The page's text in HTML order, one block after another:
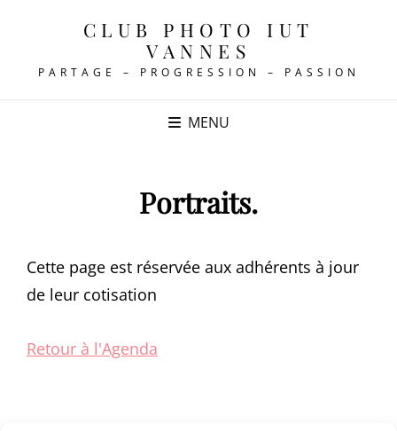
CLUB PHOTO IUT
VANNES
PARTAGE – PROGRESSION – PASSION
MENU
Portraits.
Cette page est réservée aux adhérents à jour
de leur cotisation
Retour à l'Agenda